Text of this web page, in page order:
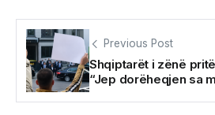
Previous Post
Shqiptarët i zënë
“Jep dorëheqjen sa